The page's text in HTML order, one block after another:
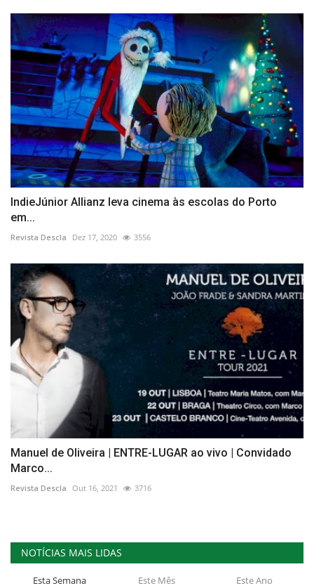
IndieJúnior Allianz leva cinema às escolas do Porto
em...
Revista Descla Dez 17, 2020 3556
Manuel de Oliveira | ENTRE-LUGAR ao vivo | Convidado
Marco...
Revista Descla Out 16, 2021 3716
NOTÍCIAS MAIS LIDAS
Esta Semana Este Mês Este Ano